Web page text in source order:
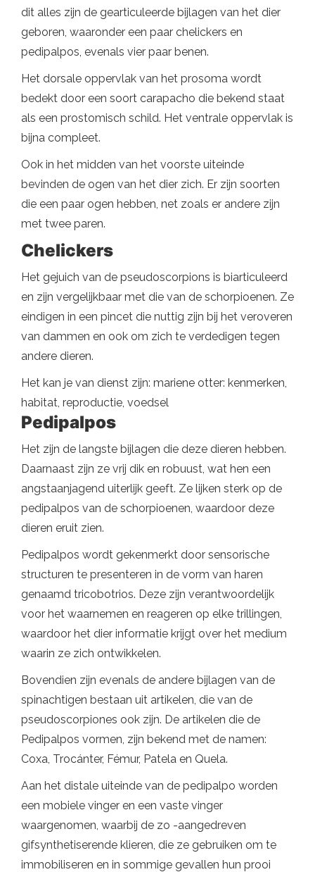
dit alles zijn de gearticuleerde bijlagen van het dier
geboren, waaronder een paar chelickers en
pedipalpos, evenals vier paar benen.
Het dorsale oppervlak van het prosoma wordt
bedekt door een soort carapacho die bekend staat
als een prostomisch schild. Het ventrale oppervlak is
bijna compleet.
Ook in het midden van het voorste uiteinde
bevinden de ogen van het dier zich. Er zijn soorten
die een paar ogen hebben, net zoals er andere zijn
met twee paren.
Chelickers
Het gejuich van de pseudoscorpions is biarticuleerd
en zijn vergelijkbaar met die van de schorpioenen. Ze
eindigen in een pincet die nuttig zijn bij het veroveren
van dammen en ook om zich te verdedigen tegen
andere dieren.
Het kan je van dienst zijn: mariene otter: kenmerken,
habitat, reproductie, voedsel
Pedipalpos
Het zijn de langste bijlagen die deze dieren hebben.
Daarnaast zijn ze vrij dik en robuust, wat hen een
angstaanjagend uiterlijk geeft. Ze lijken sterk op de
pedipalpos van de schorpioenen, waardoor deze
dieren eruit zien.
Pedipalpos wordt gekenmerkt door sensorische
structuren te presenteren in de vorm van haren
genaamd tricobotrios. Deze zijn verantwoordelijk
voor het waarnemen en reageren op elke trillingen,
waardoor het dier informatie krijgt over het medium
waarin ze zich ontwikkelen.
Bovendien zijn evenals de andere bijlagen van de
spinachtigen bestaan ​​uit artikelen, die van de
pseudoscorpiones ook zijn. De artikelen die de
Pedipalpos vormen, zijn bekend met de namen:
Coxa, Trocánter, Fémur, Patela en Quela.
Aan het distale uiteinde van de pedipalpo worden
een mobiele vinger en een vaste vinger
waargenomen, waarbij de zo -aangedreven
gifsynthetiserende klieren, die ze gebruiken om te
immobiliseren en in sommige gevallen hun prooi